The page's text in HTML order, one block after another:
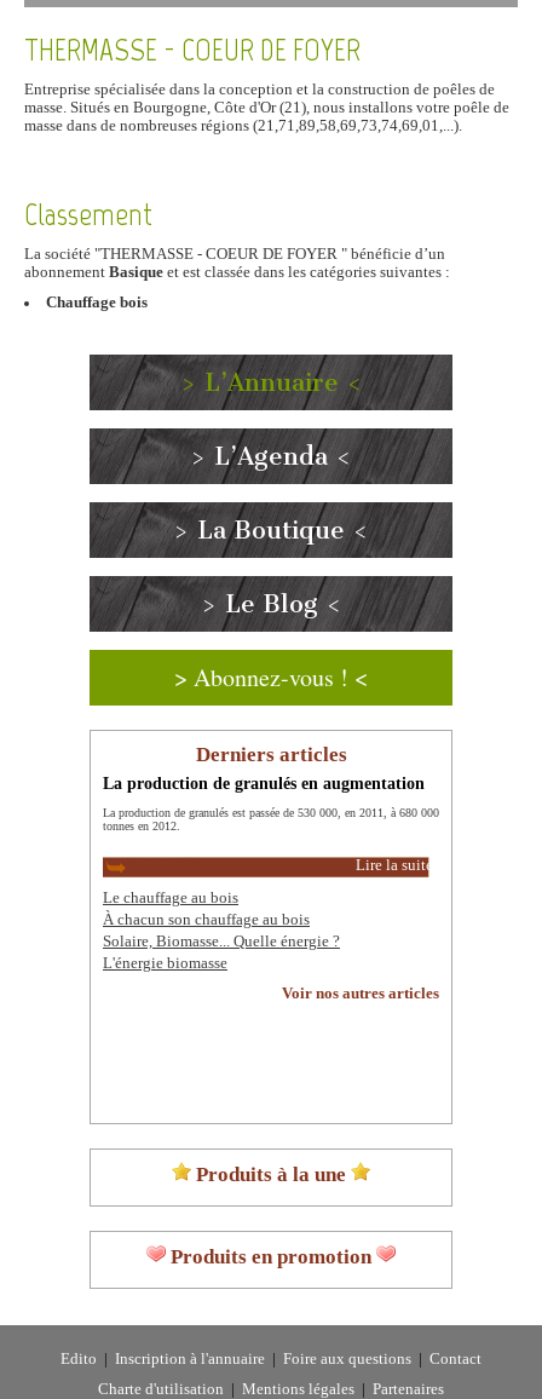
THERMASSE - COEUR DE FOYER
Entreprise spécialisée dans la conception et la construction de poêles de
masse. Situés en Bourgogne, Côte d'Or (21), nous installons votre poêle de
masse dans de nombreuses régions (21,71,89,58,69,73,74,69,01,...).
Classement
La société "THERMASSE - COEUR DE FOYER " bénéficie d’un
abonnement Basique et est classée dans les catégories suivantes :
Chauffage bois
> L’Annuaire <
> L’Agenda <
> La Boutique <
> Le Blog <
> Abonnez-vous ! <
Derniers articles
La production de granulés en augmentation
La production de granulés est passée de 530 000, en 2011, à 680 000
tonnes en 2012.
Lire la suite
Le chauffage au bois
À chacun son chauffage au bois
Solaire, Biomasse... Quelle énergie ?
L'énergie biomasse
Voir nos autres articles
Produits à la une
Produits en promotion
Edito Inscription à l'annuaire Foire aux questions
Contact
Charte d'utilisation
Mentions légales Partenaires